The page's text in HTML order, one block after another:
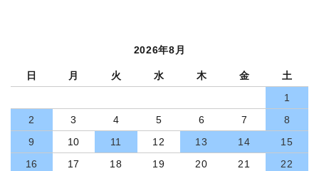
2026年8月
日 月 火 水 木 金
土
1
2
3 4 5 6 7
8
9
10 11 12 13 14
15
16
17 18 19 20 21
22